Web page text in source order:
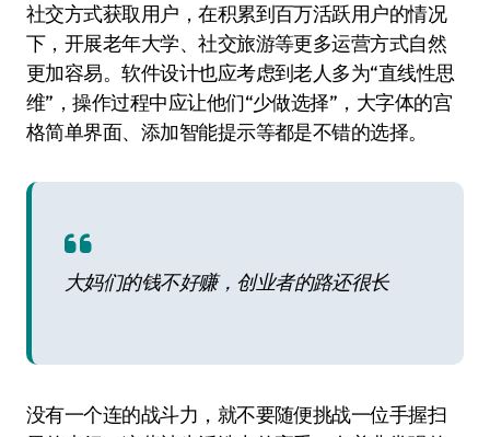
社交方式获取用户，在积累到百万活跃用户的情况
下，开展老年大学、社交旅游等更多运营方式自然
更加容易。软件设计也应考虑到老人多为“直线性思
维”，操作过程中应让他们“少做选择”，大字体的宫
格简单界面、添加智能提示等都是不错的选择。
大妈们的钱不好赚，创业者的路还很长
没有一个连的战斗力，就不要随便挑战一位手握扫